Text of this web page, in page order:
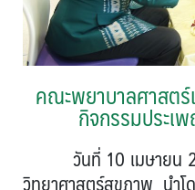
คณะพยาบาลศาสต
กิจกรรมประเ
วันที่ 10 เมษายน
วิทยาศาสตร์สุขภาพ นำโ